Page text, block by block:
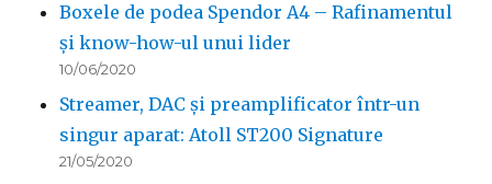
Boxele de podea Spendor A4 – Rafinamentul
și know-how-ul unui lider
10/06/2020
Streamer, DAC și preamplificator într-un
singur aparat: Atoll ST200 Signature
21/05/2020